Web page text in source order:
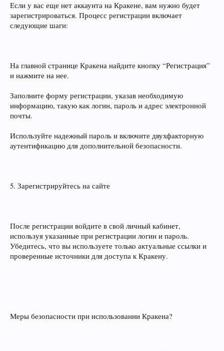
Если у вас еще нет аккаунта на Кракене, вам нужно будет
зарегистрироваться. Процесс регистрации включает
следующие шаги:
На главной странице Кракена найдите кнопку “Регистрация”
и нажмите на нее.
Заполните форму регистрации, указав необходимую
информацию, такую как логин, пароль и адрес электронной
почты.
Используйте надежный пароль и включите двухфакторную
аутентификацию для дополнительной безопасности.
5. Зарегистрируйтесь на сайте
После регистрации войдите в свой личный кабинет,
используя указанные при регистрации логин и пароль.
Убедитесь, что вы используете только актуальные ссылки и
проверенные источники для доступа к Кракену.
Меры безопасности при использовании Кракена?